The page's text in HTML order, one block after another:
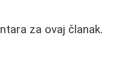
za ovaj članak.